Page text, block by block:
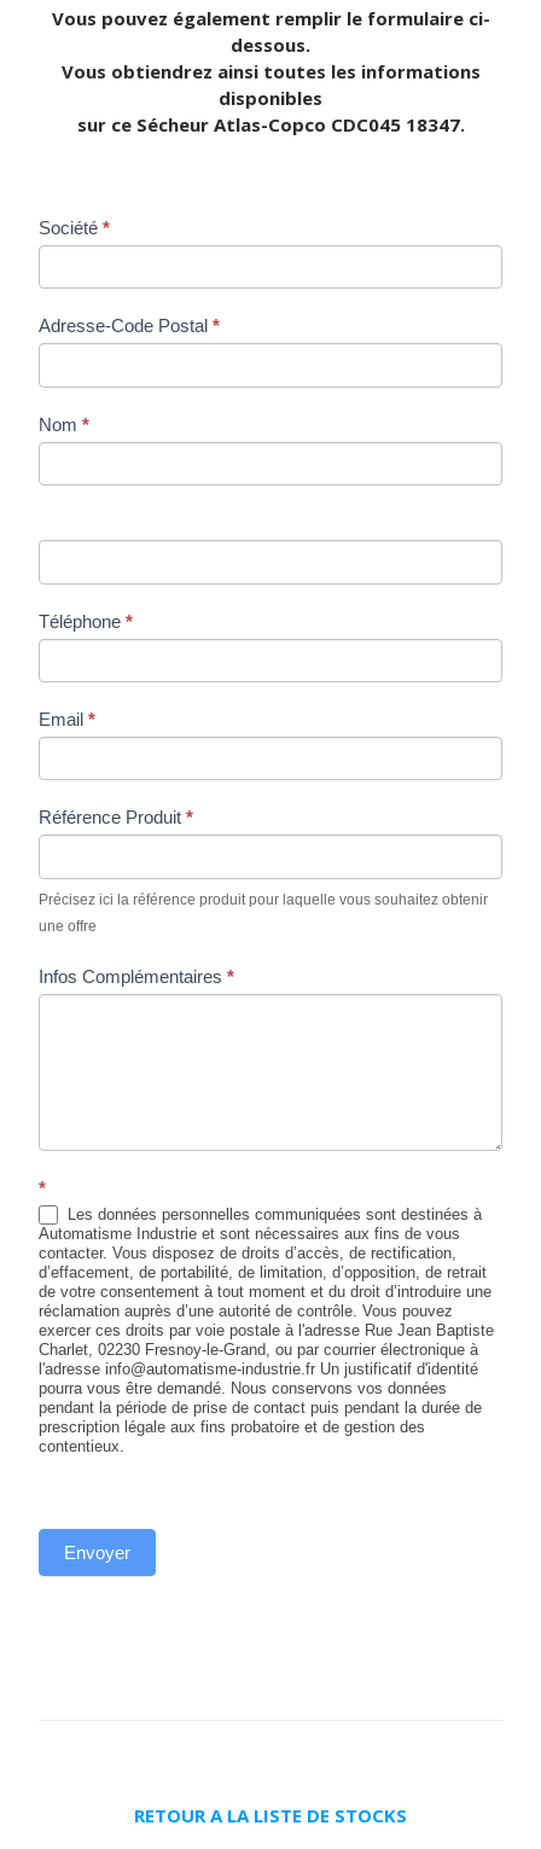
Vous pouvez également remplir le formulaire ci-
dessous.
Vous obtiendrez ainsi toutes les informations
disponibles
sur ce Sécheur Atlas-Copco CDC045 18347.
Demande
de Prix
Société *
Adresse-Code Postal *
Nom *
Téléphone *
Email *
Référence Produit *
Précisez ici la référence produit pour laquelle vous souhaitez obtenir
une offre
Infos Complémentaires *
*
Les données personnelles communiquées sont destinées à
Automatisme Industrie et sont nécessaires aux fins de vous
contacter. Vous disposez de droits d’accès, de rectification,
d’effacement, de portabilité, de limitation, d’opposition, de retrait
de votre consentement à tout moment et du droit d’introduire une
réclamation auprès d’une autorité de contrôle. Vous pouvez
exercer ces droits par voie postale à l'adresse Rue Jean Baptiste
Charlet, 02230 Fresnoy-le-Grand, ou par courrier électronique à
l'adresse info@automatisme-industrie.fr Un justificatif d'identité
pourra vous être demandé. Nous conservons vos données
pendant la période de prise de contact puis pendant la durée de
prescription légale aux fins probatoire et de gestion des
contentieux.
Envoyer
RETOUR A LA LISTE DE STOCKS